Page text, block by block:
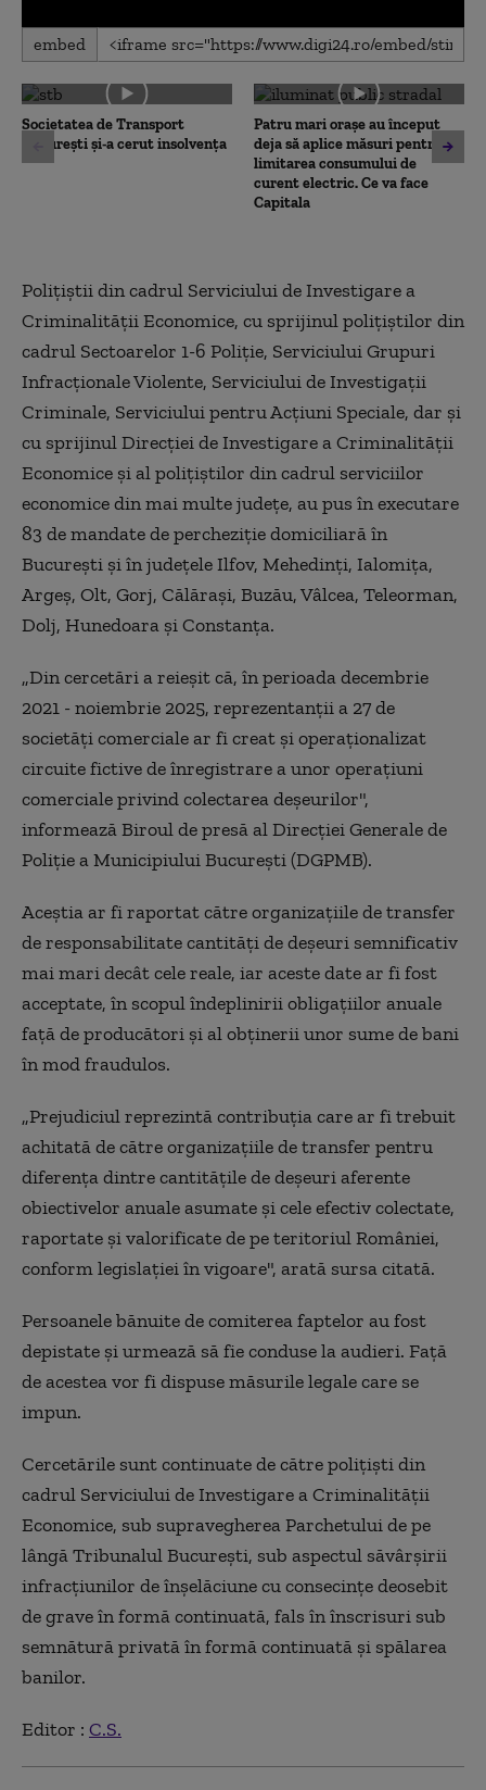
0
seconds
0
seconds
embed
Societatea de Transport
București și-a cerut insolvența
Patru mari orașe au început
deja să aplice măsuri pentru
limitarea consumului de
curent electric. Ce va face
Capitala
Poliţiştii din cadrul Serviciului de Investigare a
Criminalităţii Economice, cu sprijinul poliţiştilor din
cadrul Sectoarelor 1-6 Poliţie, Serviciului Grupuri
Infracţionale Violente, Serviciului de Investigaţii
Criminale, Serviciului pentru Acţiuni Speciale, dar şi
cu sprijinul Direcţiei de Investigare a Criminalităţii
Economice şi al poliţiştilor din cadrul serviciilor
economice din mai multe judeţe, au pus în executare
83 de mandate de percheziţie domiciliară în
Bucureşti şi în judeţele Ilfov, Mehedinţi, Ialomiţa,
Argeş, Olt, Gorj, Călăraşi, Buzău, Vâlcea, Teleorman,
Dolj, Hunedoara şi Constanţa.
„Din cercetări a reieşit că, în perioada decembrie
2021 - noiembrie 2025, reprezentanţii a 27 de
societăţi comerciale ar fi creat şi operaţionalizat
circuite fictive de înregistrare a unor operaţiuni
comerciale privind colectarea deşeurilor",
informează Biroul de presă al Direcţiei Generale de
Poliţie a Municipiului Bucureşti (DGPMB).
Aceştia ar fi raportat către organizaţiile de transfer
de responsabilitate cantităţi de deşeuri semnificativ
mai mari decât cele reale, iar aceste date ar fi fost
acceptate, în scopul îndeplinirii obligaţiilor anuale
faţă de producători şi al obţinerii unor sume de bani
în mod fraudulos.
„Prejudiciul reprezintă contribuţia care ar fi trebuit
achitată de către organizaţiile de transfer pentru
diferenţa dintre cantităţile de deşeuri aferente
obiectivelor anuale asumate şi cele efectiv colectate,
raportate şi valorificate de pe teritoriul României,
conform legislaţiei în vigoare", arată sursa citată.
Persoanele bănuite de comiterea faptelor au fost
depistate şi urmează să fie conduse la audieri. Faţă
de acestea vor fi dispuse măsurile legale care se
impun.
Cercetările sunt continuate de către poliţişti din
cadrul Serviciului de Investigare a Criminalităţii
Economice, sub supravegherea Parchetului de pe
lângă Tribunalul Bucureşti, sub aspectul săvârşirii
infracţiunilor de înşelăciune cu consecinţe deosebit
de grave în formă continuată, fals în înscrisuri sub
semnătură privată în formă continuată şi spălarea
banilor.
Editor : C.S.